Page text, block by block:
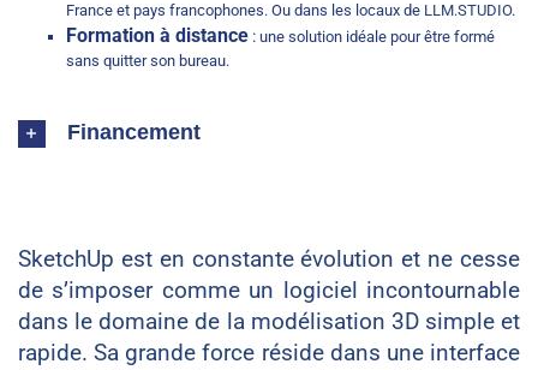
France et pays francophones. Ou dans les locaux de LLM.STUDIO.
Formation à distance: une solution idéale pour être formé
sans quitter son bureau.
Financement
SketchUp est en constante évolution et ne cesse
de s’imposer comme un logiciel incontournable
dans le domaine de la modélisation 3D simple et
rapide. Sa grande force réside dans une interface